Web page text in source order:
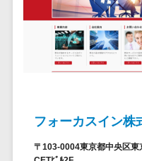
電話
UTM>
業務
FAX
FAX
フォーカスイン株
〒103-0004東京都中央区